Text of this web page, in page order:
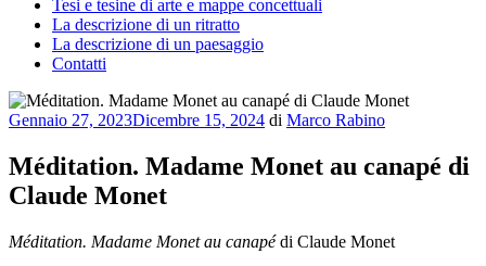
Tesi e tesine di arte e mappe concettuali
La descrizione di un ritratto
La descrizione di un paesaggio
Contatti
Pubblicato
Gennaio 27, 2023Dicembre 15, 2024 di Marco Rabino
Méditation. Madame Monet au canapé di
Claude Monet
Méditation. Madame Monet au canapédi Claude Monet